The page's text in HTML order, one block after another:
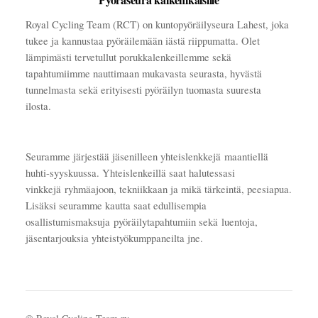
Royal Cycling Team (RCT) on kuntopyöräilyseura Lahest, joka
tukee ja kannustaa pyöräilemään iästä riippumatta. Olet
lämpimästi tervetullut porukkalenkeillemme sekä
tapahtumiimme nauttimaan mukavasta seurasta, hyvästä
tunnelmasta sekä erityisesti pyöräilyn tuomasta suuresta
ilosta.
Seuramme järjestää jäsenilleen yhteislenkkejä maantiellä
huhti-syyskuussa. Yhteislenkeillä saat halutessasi
vinkkejä ryhmäajoon, tekniikkaan ja mikä tärkeintä, peesiapua.
Lisäksi seuramme kautta saat edullisempia
osallistumismaksuja pyöräilytapahtumiin sekä luentoja,
jäsentarjouksia yhteistyökumppaneilta jne.